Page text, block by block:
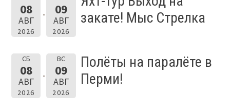
08
АВГ
2026
09
АВГ
2026
закате! Мыс Стрелка
СБ
08
АВГ
2026
ВС
09
АВГ
2026
Полёты на паралёте в
Перми!